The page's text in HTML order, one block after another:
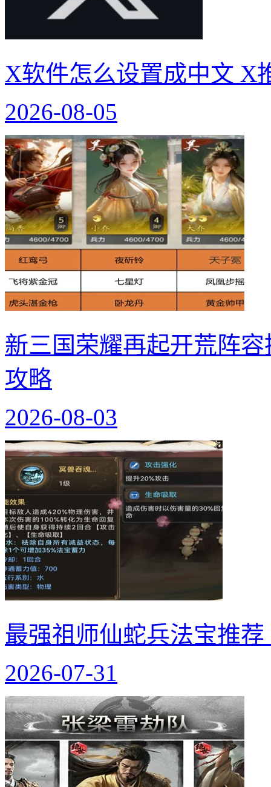
X软件怎么设置成中文 X
2026-08-05
新三国荣耀再起开荒阵
攻略
2026-08-03
最强祖师仙蛇兵法宝推
2026-07-31